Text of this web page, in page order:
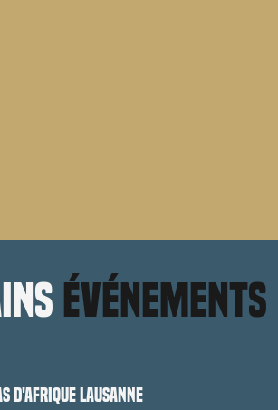
événements
d'Afrique Lausanne